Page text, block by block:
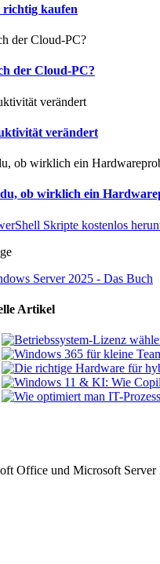
richtig kaufen
der Cloud-PC?
verändert
ob wirklich ein
Artikel
Office und Microsoft Server